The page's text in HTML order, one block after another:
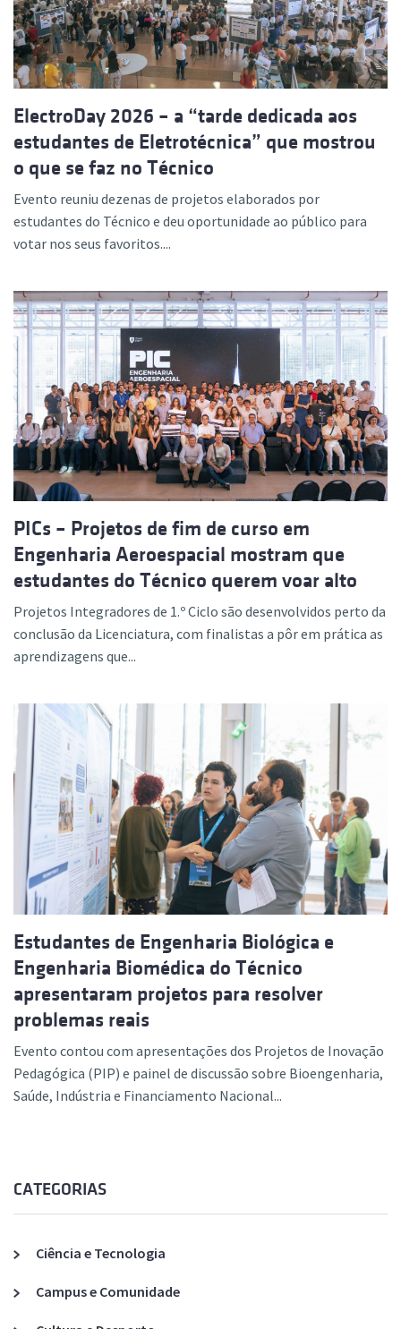
ElectroDay 2026 – a “tarde dedicada aos
estudantes de Eletrotécnica” que mostrou
o que se faz no Técnico
Evento reuniu dezenas de projetos elaborados por
estudantes do Técnico e deu oportunidade ao público para
votar nos seus favoritos....
PICs – Projetos de fim de curso em
Engenharia Aeroespacial mostram que
estudantes do Técnico querem voar alto
Projetos Integradores de 1.º Ciclo são desenvolvidos perto da
conclusão da Licenciatura, com finalistas a pôr em prática as
aprendizagens que...
Estudantes de Engenharia Biológica e
Engenharia Biomédica do Técnico
apresentaram projetos para resolver
problemas reais
Evento contou com apresentações dos Projetos de Inovação
Pedagógica (PIP) e painel de discussão sobre Bioengenharia,
Saúde, Indústria e Financiamento Nacional...
CATEGORIAS
Ciência e Tecnologia
Campus e Comunidade